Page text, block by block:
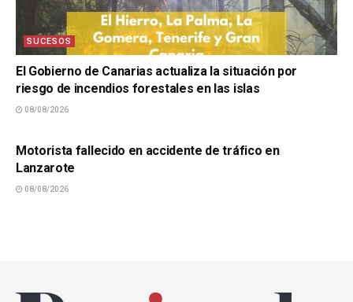
SUCESOS
El Gobierno de Canarias actualiza la situación por
riesgo de incendios forestales en las islas
08/08/2026
Motorista fallecido en accidente de tráfico en
Lanzarote
08/08/2026